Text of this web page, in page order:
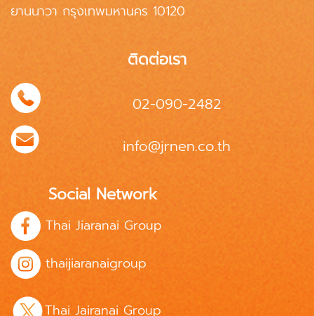
ยานนาวา กรุงเทพมหานคร 10120
ติดต่อเรา
02-090-2482
info@jrnen.co.th
Social Network
Thai Jiaranai Group
thaijiaranaigroup
Thai Jairanai Group